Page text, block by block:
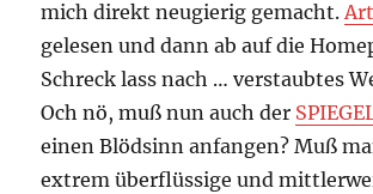
mich direkt neugierig gemacht.
gelesen und dann ab auf die
Schreck lass nach … verstaubtes
Och nö, muß nun auch der
einen Blödsinn anfangen? Muß
extrem überflüssige und